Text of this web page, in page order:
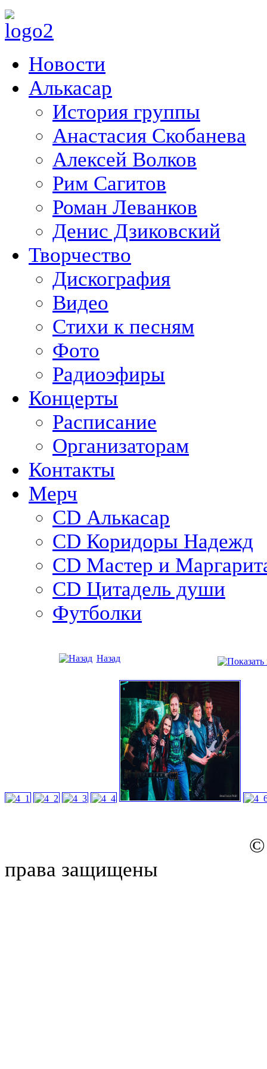
Новости
Алькасар
История группы
Анастасия Скобанева
Алексей Волков
Рим Сагитов
Роман Леванков
Денис Дзиковский
Творчество
Дискография
Видео
Стихи к песням
Фото
Радиоэфиры
Концерты
Расписание
Организаторам
Контакты
Мерч
CD Алькасар
CD Коридоры Надежд
CD Мастер и
CD Цитадель души
Футболки
Назад
© 2012-2026 -
права защищены